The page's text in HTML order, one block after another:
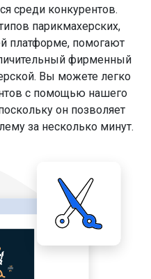
среди конкурентов.
парикмахерских,
платформе, помогают
фирменный
Вы можете легко
с помощью нашего
он позволяет
за несколько минут.